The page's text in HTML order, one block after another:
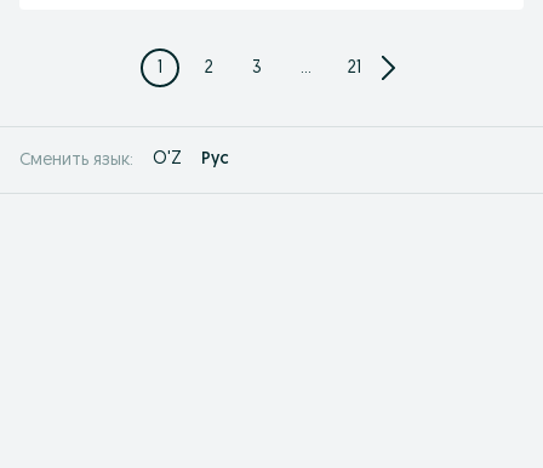
1 2 3 ... 21
Сменить язык: O'Z Рус